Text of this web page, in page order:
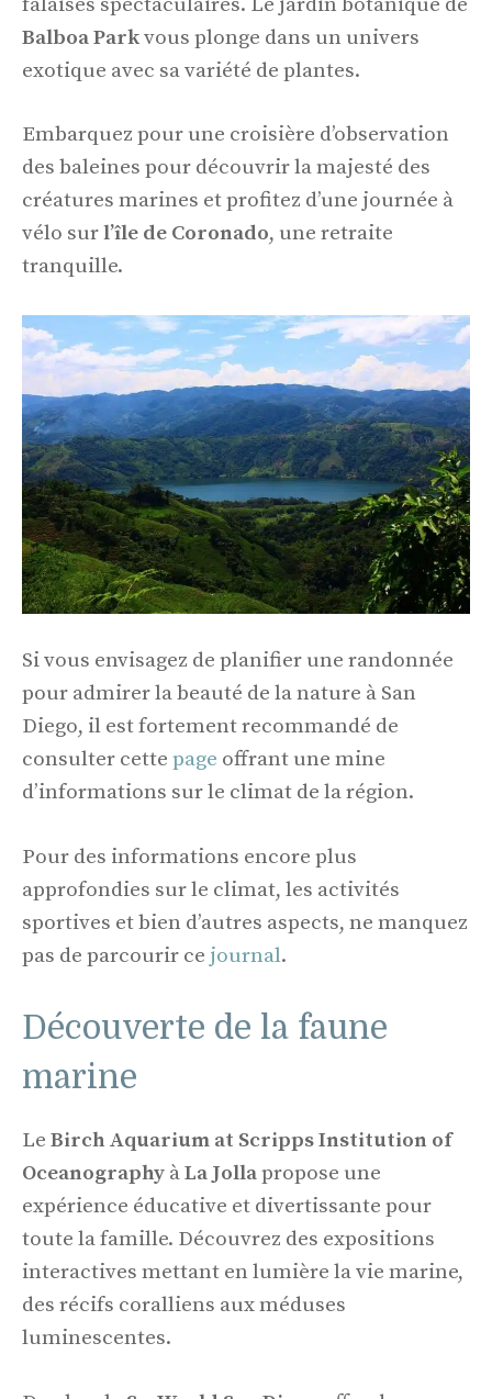
Balboa Parkvous plonge dans un univers
exotique avec sa variété de plantes.
Embarquez pour une croisière d’observation
des baleines pour découvrir la majesté des
créatures marines et profitez d’une journée à
vélo surl’île de Coronado, une retraite
tranquille.
Si vous envisagez de planifier une randonnée
pour admirer la beauté de la nature à San
Diego, il est fortement recommandé de
consulter cette page offrant une mine
d’informations sur le climat de la région.
Pour des informations encore plus
approfondies sur le climat, les activités
sportives et bien d’autres aspects, ne manquez
pas de parcourir ce journal.
Découverte de la faune
marine
Le Birch Aquarium at Scripps Institution of
Oceanography àLa Jollapropose une
expérience éducative et divertissante pour
toute la famille. Découvrez des expositions
interactives mettant en lumière la vie marine,
des récifs coralliens aux méduses
luminescentes.